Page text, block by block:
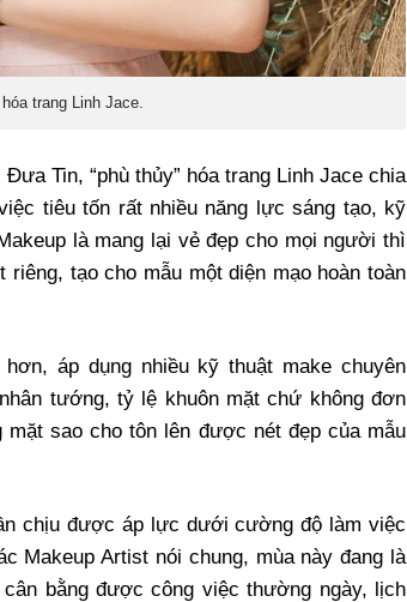
hóa trang Linh Jace.
Tin, “phù thủy” hóa trang Linh Jace chia
tiêu tốn rất nhiều năng lực sáng tạo, kỹ
là mang lại vẻ đẹp cho mọi người thì
riêng, tạo cho mẫu một diện mạo hoàn toàn
áp dụng nhiều kỹ thuật make chuyên
tướng, tỷ lệ khuôn mặt chứ không đơn
sao cho tôn lên được nét đẹp của mẫu
chịu được áp lực dưới cường độ làm việc
Makeup Artist nói chung, mùa này đang là
bằng được công việc thường ngày, lịch